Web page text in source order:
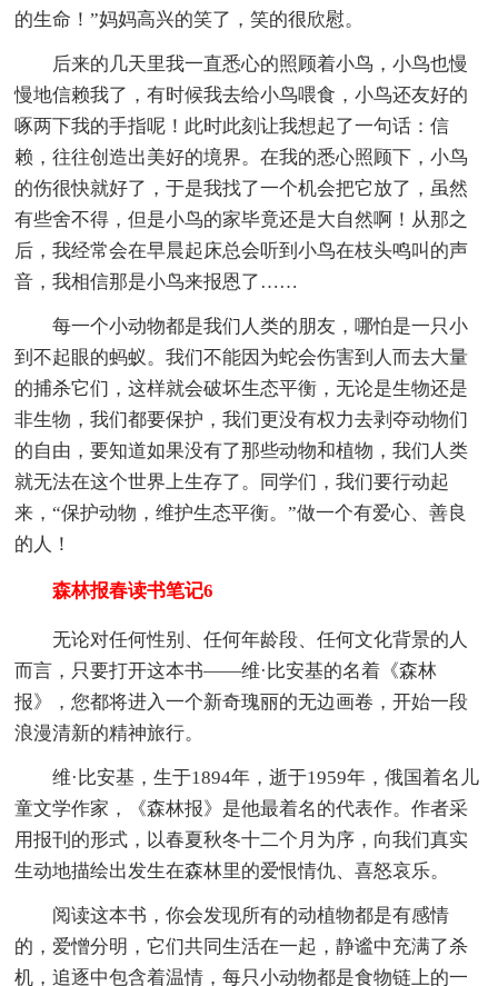
的生命！”妈妈高兴的笑了，笑的很欣慰。
后来的几天里我一直悉心的照顾着小鸟，小鸟也慢
慢地信赖我了，有时候我去给小鸟喂食，小鸟还友好的
啄两下我的手指呢！此时此刻让我想起了一句话：信
赖，往往创造出美好的境界。在我的悉心照顾下，小鸟
的伤很快就好了，于是我找了一个机会把它放了，虽然
有些舍不得，但是小鸟的家毕竟还是大自然啊！从那之
后，我经常会在早晨起床总会听到小鸟在枝头鸣叫的声
音，我相信那是小鸟来报恩了……
每一个小动物都是我们人类的朋友，哪怕是一只小
到不起眼的蚂蚁。我们不能因为蛇会伤害到人而去大量
的捕杀它们，这样就会破坏生态平衡，无论是生物还是
非生物，我们都要保护，我们更没有权力去剥夺动物们
的自由，要知道如果没有了那些动物和植物，我们人类
就无法在这个世界上生存了。同学们，我们要行动起
来，“保护动物，维护生态平衡。”做一个有爱心、善良
的人！
森林报春读书笔记6
无论对任何性别、任何年龄段、任何文化背景的人
而言，只要打开这本书——维·比安基的名着《森林
报》，您都将进入一个新奇瑰丽的无边画卷，开始一段
浪漫清新的精神旅行。
维·比安基，生于1894年，逝于1959年，俄国着名儿
童文学作家，《森林报》是他最着名的代表作。作者采
用报刊的形式，以春夏秋冬十二个月为序，向我们真实
生动地描绘出发生在森林里的爱恨情仇、喜怒哀乐。
阅读这本书，你会发现所有的动植物都是有感情
的，爱憎分明，它们共同生活在一起，静谧中充满了杀
机，追逐中包含着温情，每只小动物都是食物链上的一